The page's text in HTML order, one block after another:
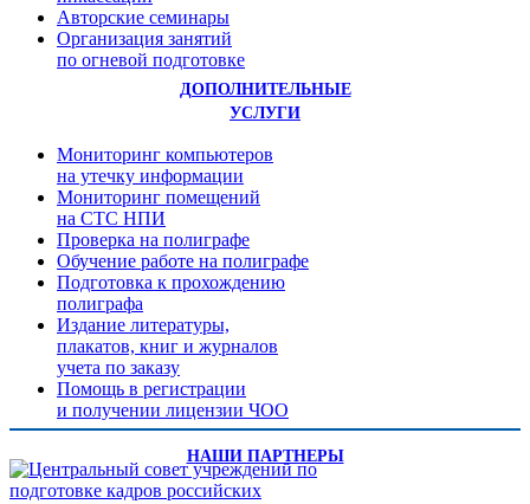
Авторские семинары
Организация занятий
по огневой подготовке
ДОПОЛНИТЕЛЬНЫЕ
УСЛУГИ
Мониторинг компьютеров
на утечку информации
Мониторинг помещений
на СТС НПИ
Проверка на полиграфе
Обучение работе на полиграфе
Подготовка к прохождению
полиграфа
Издание литературы,
плакатов, книг и журналов
учета по заказу
Помощь в регистрации
и получении лицензии ЧОО
НАШИ ПАРТНЕРЫ